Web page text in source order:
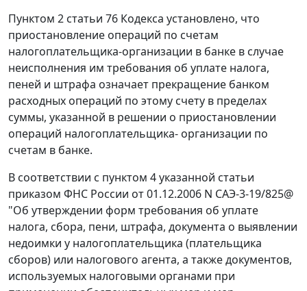
Пунктом 2 статьи 76 Кодекса установлено, что
приостановление операций по счетам
налогоплательщика-организации в банке в случае
неисполнения им требования об уплате налога,
пеней и штрафа означает прекращение банком
расходных операций по этому счету в пределах
суммы, указанной в решении о приостановлении
операций налогоплательщика- организации по
счетам в банке.
В соответствии с пунктом 4 указанной статьи
приказом ФНС России от 01.12.2006 N САЭ-3-19/825@
"Об утверждении форм требования об уплате
налога, сбора, пени, штрафа, документа о выявлении
недоимки у налогоплательщика (плательщика
сборов) или налогового агента, а также документов,
используемых налоговыми органами при